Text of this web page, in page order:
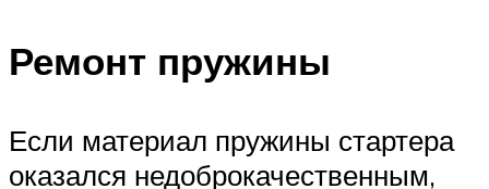
Ремонт пружины
Если материал пружины стартера
оказался недоброкачественным,